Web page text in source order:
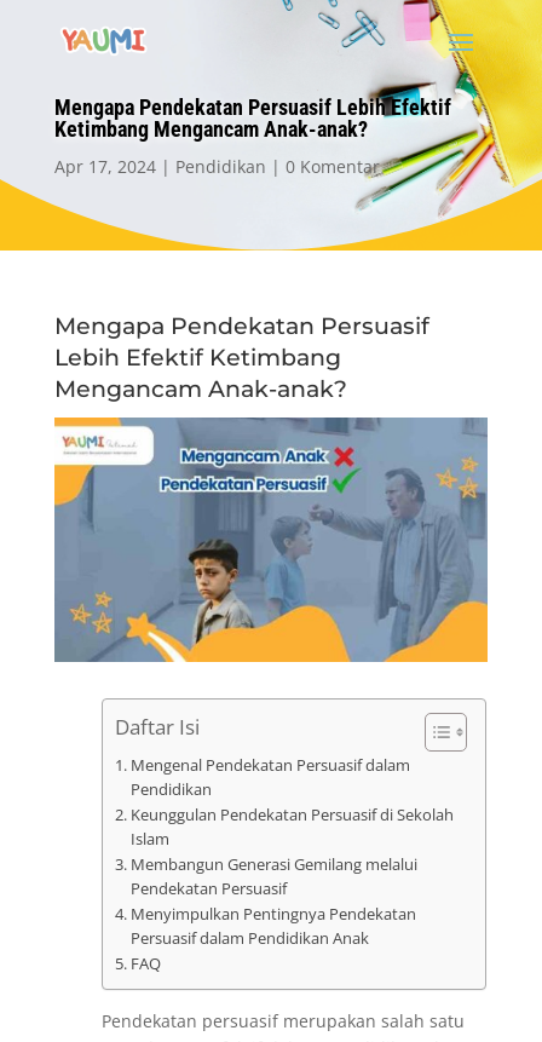
Mengapa Pendekatan Persuasif Lebih Efektif
Ketimbang Mengancam Anak-anak?
Apr 17, 2024 Pendidikan 0 Komentar
Mengapa Pendekatan Persuasif
Lebih Efektif Ketimbang
Mengancam Anak-anak?
Daftar Isi
Mengenal Pendekatan Persuasif dalam
Pendidikan
Keunggulan Pendekatan Persuasif di Sekolah
Islam
Membangun Generasi Gemilang melalui
Pendekatan Persuasif
Menyimpulkan Pentingnya Pendekatan
Persuasif dalam Pendidikan Anak
FAQ
Pendekatan persuasif merupakan salah satu